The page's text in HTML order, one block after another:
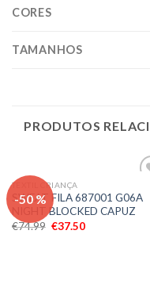
CORES
TAMANHOS
PRODUTOS
-50 %
aos
TEXTIL CRIANÇA
SWEAT FILA 687001 G06A
NIGHT BLOCKED CAPUZ
€74.99 €37.50